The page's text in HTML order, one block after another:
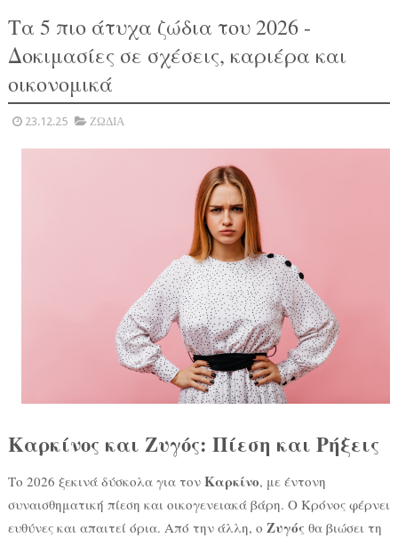
Τα 5 πιο άτυχα ζώδια του 2026 -
Δοκιμασίες σε σχέσεις, καριέρα και
οικονομικά
23.12.25 ΖΩΔΙΑ
Καρκίνος και Ζυγός: Πίεση και Ρήξεις
Το 2026 ξεκινά δύσκολα για τον Καρκίνο, με έντονη
συναισθηματική πίεση και οικογενειακά βάρη. Ο Κρόνος φέρνει
ευθύνες και απαιτεί όρια. Από την άλλη, ο Ζυγός θα βιώσει τη